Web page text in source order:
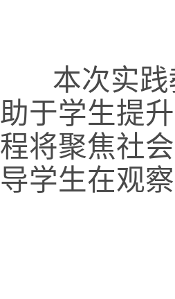
本次实践
助于学生提
程将聚焦社
导学生在观